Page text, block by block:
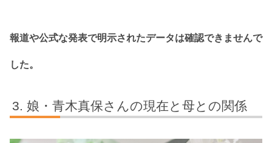
報道や公式な発表で明示されたデータは確認できませんで
した。
娘・青木真保さんの現在と母との関係